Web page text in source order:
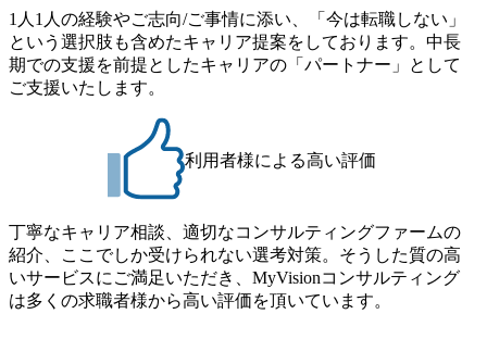
果、なりたいキャリアを反映できるｐｊにアサインしても
らえる ・シンプレクスというテクノロジーに強い部隊がい
るため、エンジニアの視点からも協業しクライアントへ価
値提供できる ・デリバリー中心の案件もあればセールス中
心の案件もあり、個々の裁量や得意領域に合わせた売り上
げの立て方を選べる ここ1年で社員数60名⇒100名超、売上
今期18億円⇒来期30億円（いずれも約170％アップ）と急成
長中のファームである また、成長中ファームのため優秀な
上司の近くで働けるチャンスも多い(ボストン・コンサルテ
ィング・グループ出身者等 (https://www.xspear.co.jp/member/ta
keto_kajita/)） 多様なメンバー、多様なプロジェクトによる
自己成長機会が多く、新たなチャレンジが可能 100名規模に
も関わらず、外資系戦略コンサルティングファームや総合
なるため、入居基準を満たす女性には住宅手当を支給しま
す。 住宅手当は、一般賃貸物件を従業員が契約し、規程で
定める金額を会社が支払います。 その他： 採用時や転勤等
による引っ越し費用は、会社が負担します。 2026年8月18日
(火) 19:00～20:00 2026年8月13日(木) 16:00 応募をご検討され
ている方を対象に、会社説明会を実施予定です。 ● 求人名
・【富山】半導体製造装置の生産エンジニア(製造・生産工
程の管理業務) ※主任候補・リーダークラス ・【砺波】半
導体製造装置の生産エンジニア(製造・生産工程の管理業務)
※顔出しは不要です。ご質問頂く際のみ、顔出ししていた
だければと存じます。
1人1人の経験やご志向/ご事情に添い、「今は転職しない」
という選択肢も含めたキャリア提案をしております。中長
期での支援を前提としたキャリアの「パートナー」として
ご支援いたします。
利用者様による高い評価
丁寧なキャリア相談、適切なコンサルティングファームの
紹介、ここでしか受けられない選考対策。そうした質の高
いサービスにご満足いただき、MyVisionコンサルティング
は多くの求職者様から高い評価を頂いています。